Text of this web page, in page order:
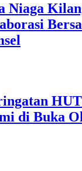
Niaga
di Buka